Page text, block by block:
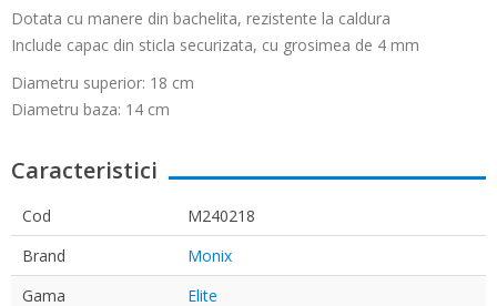
Dotata cu manere din bachelita, rezistente la caldura
Include capac din sticla securizata, cu grosimea de 4 mm
Diametru superior: 18 cm
Diametru baza: 14 cm
Caracteristici
Cod
M240218
Brand
Monix
Gama
Elite